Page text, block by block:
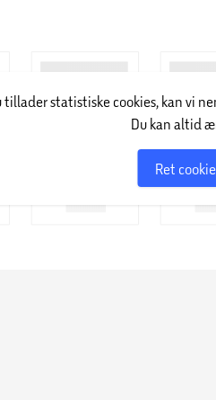
tillader statistiske cookies, kan vi
Du kan altid
Ret